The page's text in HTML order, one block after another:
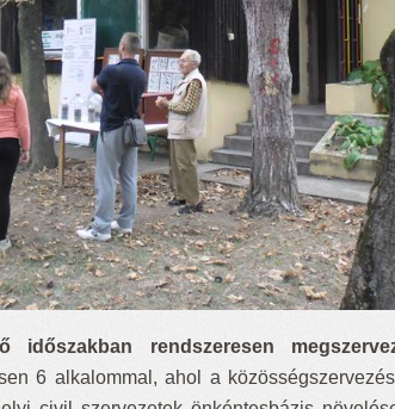
időszakban rendszeresen
6 alkalommal, ahol a